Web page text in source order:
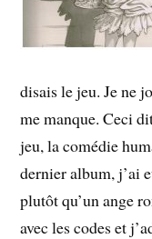
disais le jeu. Je ne
me manque. Ceci
jeu, la comédie
dernier album, j’ai
plutôt qu’un ange
avec les codes et